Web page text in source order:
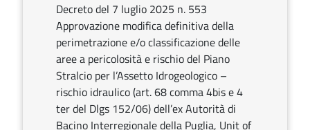
Decreto del 7 luglio 2025 n. 553
Approvazione modifica definitiva della
perimetrazione e/o classificazione delle
aree a pericolosità e rischio del Piano
Stralcio per l’Assetto Idrogeologico –
rischio idraulico (art. 68 comma 4bis e 4
ter del Dlgs 152/06) dell’ex Autorità di
Bacino Interregionale della Puglia, Unit of